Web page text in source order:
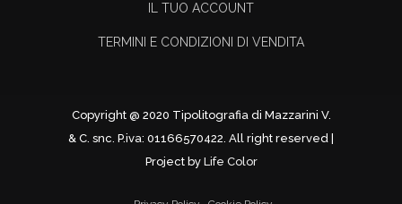
IL TUO ACCOUNT
TERMINI E CONDIZIONI DI VENDITA
Copyright @ 2020 Tipolitografia di Mazzarini V.
& C. snc. P.iva: 01166570422. All right reserved |
Project by Life Color